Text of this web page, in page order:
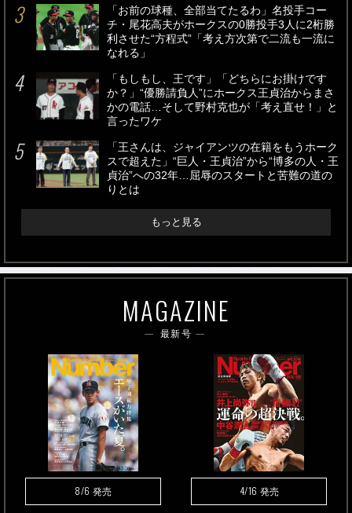
「お前の球種、全部当てたるわ」名投手コー
チ・尾花高夫がホークスの0勝投手3人に2桁勝
利させた“方程式”「考え方次第で二流も一流に
なれる」
「もしもし、王です」「どちらにお掛けです
か？」“優勝請負人”にホークス王貞治からまさ
かの電話…そして野村克也が「考え直せ！」と
言ったワケ
「王さんは、ジャイアンツの在籍をもうホーク
スで超えた」“巨人・王貞治”から“博多の人・王
貞治”への32年…屈辱のスタートと苦難の道の
りとは
もっと見る
MAGAZINE
最新号
8/6 発売 4/16 発売